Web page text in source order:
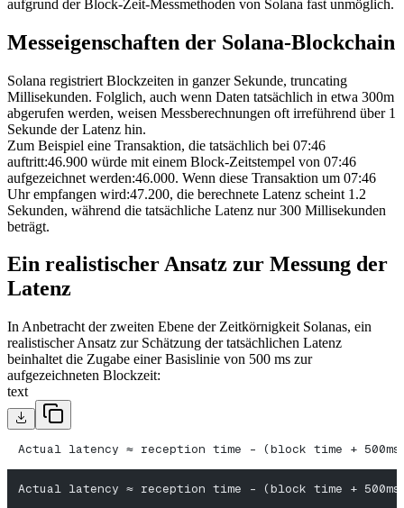
aufgrund der Block-Zeit-Messmethoden von Solana fast unmöglich.
Messeigenschaften der Solana-Blockchain
Solana registriert Blockzeiten in ganzer Sekunde, truncating
Millisekunden. Folglich, auch wenn Daten tatsächlich in etwa 300m
abgerufen werden, weisen Messberechnungen oft irreführend über 1
Sekunde der Latenz hin.
Zum Beispiel eine Transaktion, die tatsächlich bei 07:46
auftritt:46.900 würde mit einem Block-Zeitstempel von 07:46
aufgezeichnet werden:46.000. Wenn diese Transaktion um 07:46
Uhr empfangen wird:47.200, die berechnete Latenz scheint 1.2
Sekunden, während die tatsächliche Latenz nur 300 Millisekunden
beträgt.
Ein realistischer Ansatz zur Messung der
Latenz
In Anbetracht der zweiten Ebene der Zeitkörnigkeit Solanas, ein
realistischer Ansatz zur Schätzung der tatsächlichen Latenz
beinhaltet die Zugabe einer Basislinie von 500 ms zur
aufgezeichneten Blockzeit:
text
Actual latency ≈ reception time - (block time +
Actual latency ≈ reception time - (block time +